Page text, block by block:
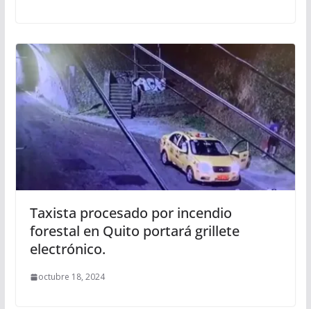
Taxista procesado por incendio
forestal en Quito portará grillete
electrónico.
octubre 18, 2024